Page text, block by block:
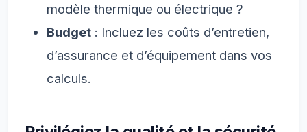
modèle thermique ou électrique ?
Budget : Incluez les coûts d’entretien,
d’assurance et d’équipement dans vos
calculs.